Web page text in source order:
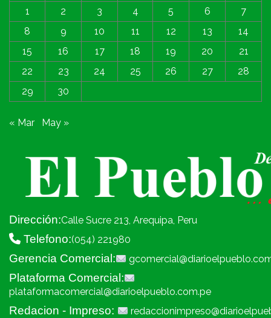
1
2 3 4 5 6
7
8
9 10 11 12 13
14
15
16 17 18 19 20
21
22
23 24 25 26 27
28
29
30
« Mar May »
Dirección:Calle Sucre 213, Arequipa, Peru
Telefono:(054) 221980
Gerencia Comercial:
Plataforma Comercial:
plataformacomercial@diarioelpueblo.com.pe
Redacion - Impreso: